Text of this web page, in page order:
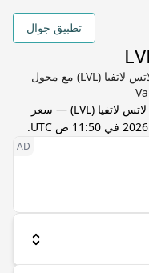
تطبيق جوال
تحويل وون كوريا الشمالية (KPW) إلى لاتس لاتفيا (LVL) مع محول
لاتس لاتفيا (
LVL) — سعر
.